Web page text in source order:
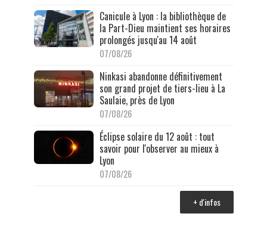
Canicule à Lyon : la bibliothèque de
la Part-Dieu maintient ses horaires
prolongés jusqu'au 14 août
07/08/26
Ninkasi abandonne définitivement
son grand projet de tiers-lieu à La
Saulaie, près de Lyon
07/08/26
Éclipse solaire du 12 août : tout
savoir pour l'observer au mieux à
Lyon
07/08/26
+ d'infos